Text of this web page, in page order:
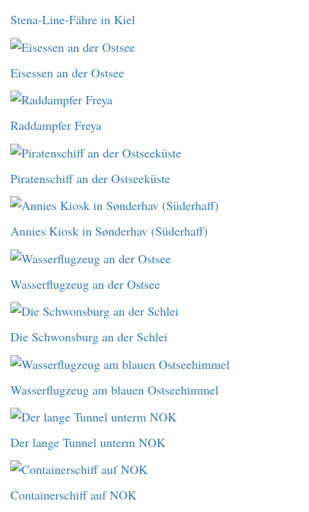
Stena-Line-Fähre in Kiel
Eisessen an der Ostsee
Raddampfer Freya
Piratenschiff an der Ostseeküste
Annies Kiosk in Sønderhav (Süderhaff)
Wasserflugzeug an der Ostsee
Die Schwonsburg an der Schlei
Wasserflugzeug am blauen Ostseehimmel
Der lange Tunnel unterm NOK
Containerschiff auf NOK